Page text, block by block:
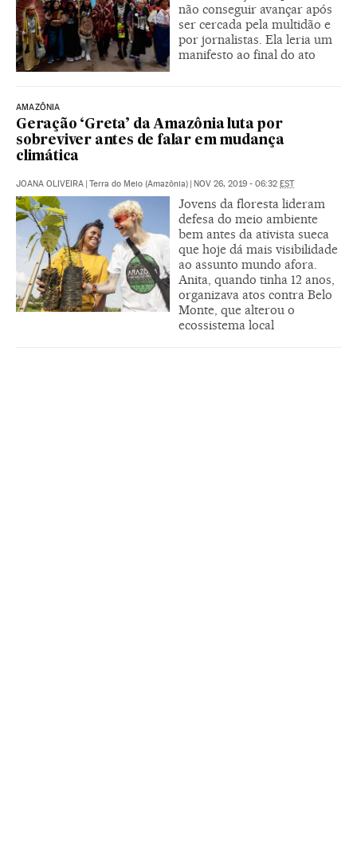
não conseguir avançar após
ser cercada pela multidão e
por jornalistas. Ela leria um
manifesto ao final do ato
AMAZÔNIA
Geração ‘Greta’ da Amazônia luta por
sobreviver antes de falar em mudança
climática
JOANA OLIVEIRA | Terra do Meio (Amazônia) | NOV 26, 2019 - 06:32 EST
Jovens da floresta lideram
defesa do meio ambiente
bem antes da ativista sueca
que hoje dá mais visibilidade
ao assunto mundo afora.
Anita, quando tinha 12 anos,
organizava atos contra Belo
Monte, que alterou o
ecossistema local